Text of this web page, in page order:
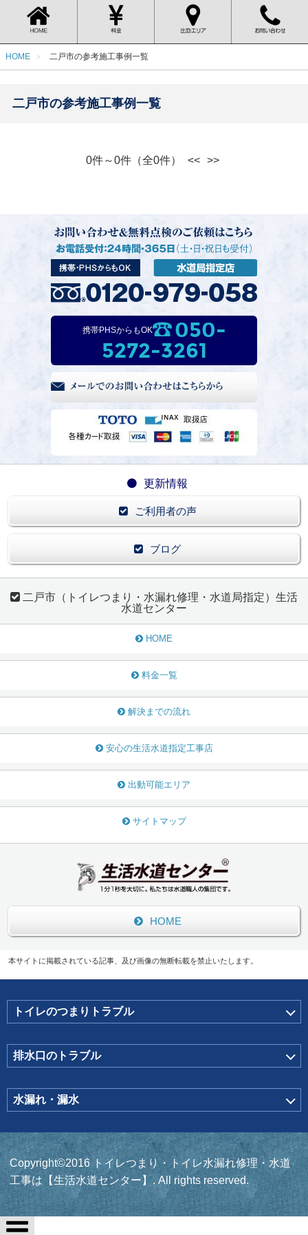
HOME 二戸市の参考施工事例一覧
二戸市の参考施工事例一覧
0件～0件（全0件） << >>
携帯PHSからもOK
050-
5272-3261
更新情報
ご利用者の声
ブログ
二戸市（トイレつまり・水漏れ修理・水道局指定）生活
水道センター
HOME
料金一覧
解決までの流れ
安心の生活水道指定工事店
出動可能エリア
サイトマップ
HOME
本サイトに掲載されている記事、及び画像の無断転載を禁止いたします。
トイレのつまりトラブル
排水口のトラブル
水漏れ・漏水
Copyright©2016 トイレつまり・トイレ水漏れ修理・水道
工事は【生活水道センター】. All rights reserved.